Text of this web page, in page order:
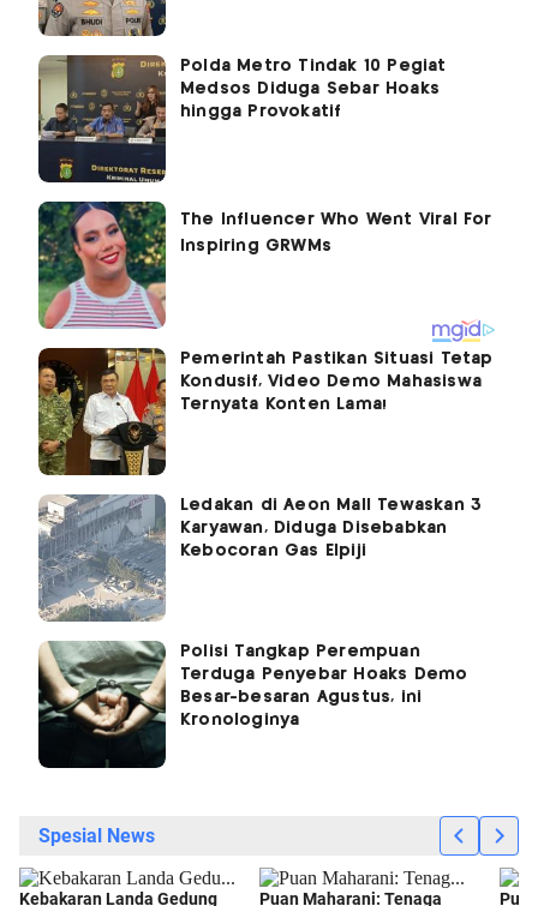
Polda Metro Tindak 10 Pegiat
Medsos Diduga Sebar Hoaks
hingga Provokatif
Pemerintah Pastikan Situasi Tetap
Kondusif, Video Demo Mahasiswa
Ternyata Konten Lama!
Ledakan di Aeon Mall Tewaskan 3
Karyawan, Diduga Disebabkan
Kebocoran Gas Elpiji
Polisi Tangkap Perempuan
Terduga Penyebar Hoaks Demo
Besar-besaran Agustus, ini
Kronologinya